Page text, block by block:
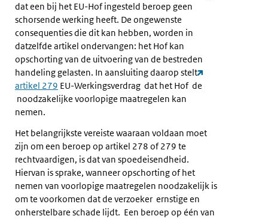
dat een bij het EU-Hof ingesteld beroep geen
schorsende werking heeft. De ongewenste
consequenties die dit kan hebben, worden in
datzelfde artikel ondervangen: het Hof kan
opschorting van de uitvoering van de bestreden
handeling gelasten. In aansluiting daarop stelt
artikel 279 EU-Werkingsverdrag dat het Hof de
noodzakelijke voorlopige maatregelen kan
nemen.
Het belangrijkste vereiste waaraan voldaan moet
zijn om een beroep op artikel 278 of 279 te
rechtvaardigen, is dat van spoedeisendheid.
Hiervan is sprake, wanneer opschorting of het
nemen van voorlopige maatregelen noodzakelijk is
om te voorkomen dat de verzoeker ernstige en
onherstelbare schade lijdt. Een beroep op één van